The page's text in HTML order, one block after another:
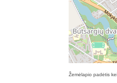
Žemėlapio padėtis